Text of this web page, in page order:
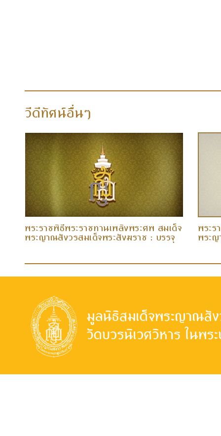
วีดีทัศน์อื่นๆ
พระราชพิธีพระราชทานเพลิงพระศพ สมเด็จ
พระญาณสังวรสมเด็จพระสังฆราช : บรรจุ
พระร
พระญ